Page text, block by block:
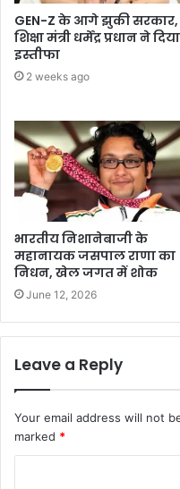
GEN-Z के आगे झुकी सरकार,
शिक्षा मंत्री धर्मेंद्र प्रधान ने दिया
इस्तीफा
2 weeks ago
भारतीय निशानेबाजी के
महानायक जसपाल राणा का
निधन, खेल जगत में शोक
June 12, 2026
Leave a Reply
Your email address will not
marked *